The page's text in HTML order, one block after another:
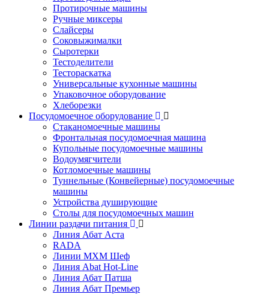
Протирочные машины
Ручные миксеры
Слайсеры
Соковыжималки
Сыротерки
Тестоделители
Тестораскатка
Универсальные кухонные машины
Упаковочное оборудование
Хлеборезки
Посудомоечное оборудование
Стаканомоечные машины
Фронтальная посудомоечная машина
Купольные посудомоечные машины
Водоумягчители
Котломоечные машины
Туннельные (Конвейерные) посудомоечные
машины
Устройства душирующие
Столы для посудомоечных машин
Линии раздачи питания
Линия Абат Аста
RADA
Линии МХМ Шеф
Линия Abat Hot-Line
Линия Абат Патша
Линия Абат Премьер